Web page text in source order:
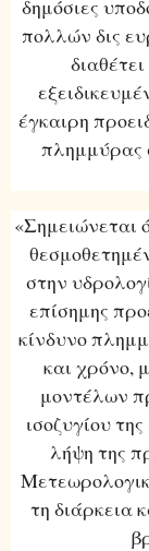
δημόσιες
πολλών δις
έγκαιρη
πλημμύρας
«Σημειώνεται
στην
επίσημης
κίνδυνο
και χρόνο,
μοντέλων
ισοζυγίου
λήψη της
τη διάρκεια